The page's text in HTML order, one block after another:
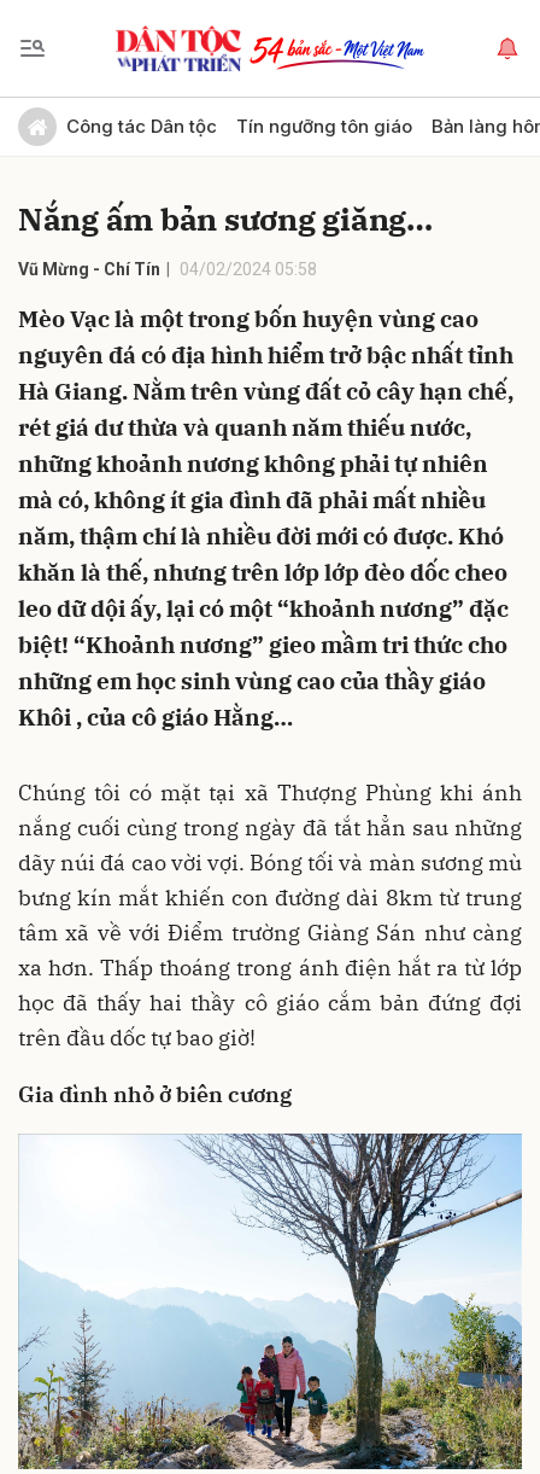
Công tác Dân tộc Tín ngưỡng tôn giáo Bản làng
Nắng ấm bản sương giăng…
Vũ Mừng - Chí Tín 04/02/2024 05:58
Mèo Vạc là một trong bốn huyện vùng cao
nguyên đá có địa hình hiểm trở bậc nhất tỉnh
Hà Giang. Nằm trên vùng đất cỏ cây hạn chế,
rét giá dư thừa và quanh năm thiếu nước,
những khoảnh nương không phải tự nhiên
mà có, không ít gia đình đã phải mất nhiều
năm, thậm chí là nhiều đời mới có được. Khó
khăn là thế, nhưng trên lớp lớp đèo dốc cheo
leo dữ dội ấy, lại có một “khoảnh nương” đặc
biệt! “Khoảnh nương” gieo mầm tri thức cho
những em học sinh vùng cao của thầy giáo
Khôi , của cô giáo Hằng…
Chúng tôi có mặt tại xã Thượng Phùng khi ánh
nắng cuối cùng trong ngày đã tắt hẳn sau những
dãy núi đá cao vời vợi. Bóng tối và màn sương mù
bưng kín mắt khiến con đường dài 8km từ trung
tâm xã về với Điểm trường Giàng Sán như càng
xa hơn. Thấp thoáng trong ánh điện hắt ra từ lớp
học đã thấy hai thầy cô giáo cắm bản đứng đợi
trên đầu dốc tự bao giờ!
Gia đình nhỏ ở biên cương
Gửi bình luận
Hủy Gửi